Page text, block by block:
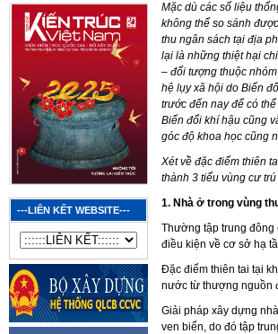
---LIÊN KẾT WEBSITE---
Mặc dù các số liệu
không thể so sánh
thu ngân sách tại địa
lại là những thiệt hại
– đối tượng thuộc
hệ lụy xã hội do Biến
trước đến nay để có
Biến đổi khí hậu cũng
góc độ khoa học cũng
Xét về đặc điểm thiên
thành 3 tiểu vùng cư
1. Nhà ở trong vùng
Thường tập trung
điều kiện về cơ sở hạ
Đặc điểm thiên tai tại
nước từ thượng nguồn
Giải pháp xây dựng
ven biển, do đó tập